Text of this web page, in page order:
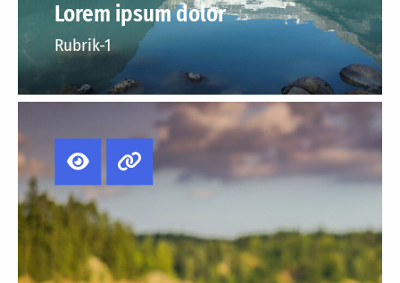
Lorem ipsum dolor
Rubrik-1